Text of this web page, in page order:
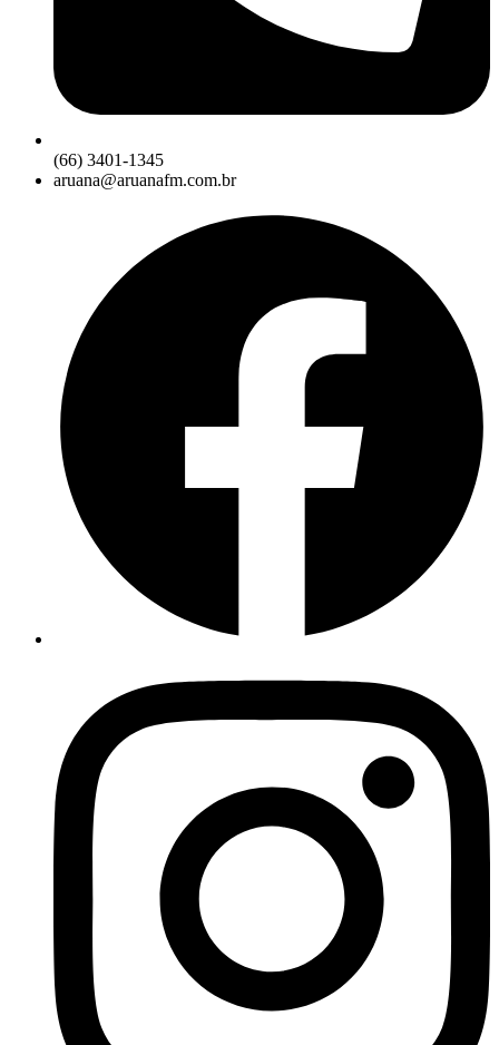
(66) 3401-1345
aruana@aruanafm.com.br